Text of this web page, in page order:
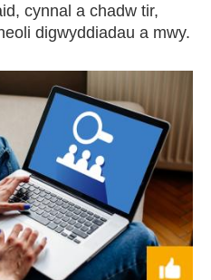
cynnal a chadw tir,
digwyddiadau a mwy.